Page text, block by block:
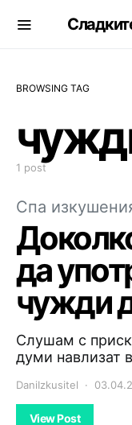
BROWSING TAG
1 post
Спа
да
чужди
Слушам с
думи навлизат
DaniIzkusitel
View Post